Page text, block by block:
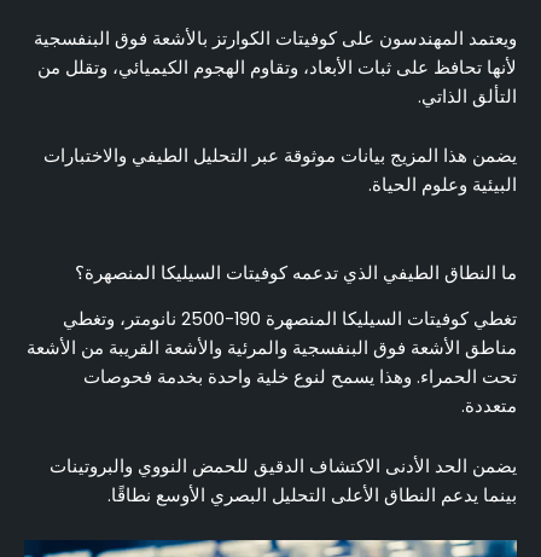
ويعتمد المهندسون على كوفيتات الكوارتز بالأشعة فوق البنفسجية
لأنها تحافظ على ثبات الأبعاد، وتقاوم الهجوم الكيميائي، وتقلل من
التألق الذاتي.
يضمن هذا المزيج بيانات موثوقة عبر التحليل الطيفي والاختبارات
البيئية وعلوم الحياة.
ما النطاق الطيفي الذي تدعمه كوفيتات السيليكا المنصهرة؟
تغطي كوفيتات السيليكا المنصهرة 190-2500 نانومتر، وتغطي
مناطق الأشعة فوق البنفسجية والمرئية والأشعة القريبة من الأشعة
تحت الحمراء. وهذا يسمح لنوع خلية واحدة بخدمة فحوصات
متعددة.
يضمن الحد الأدنى الاكتشاف الدقيق للحمض النووي والبروتينات
بينما يدعم النطاق الأعلى التحليل البصري الأوسع نطاقًا.